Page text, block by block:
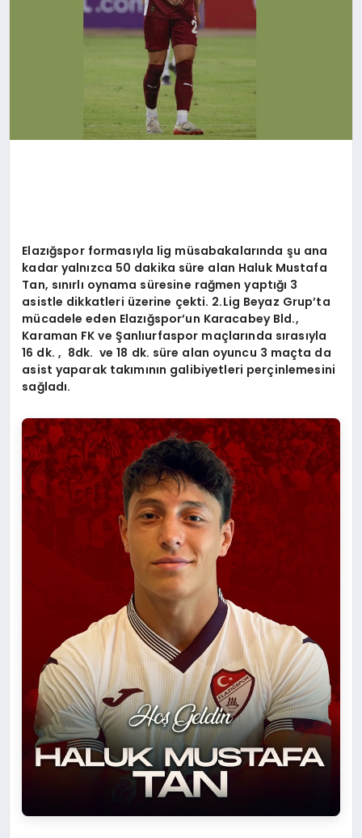
Elazığspor formasıyla lig müsabakalarında şu ana
kadar yalnızca 50 dakika süre alan Haluk Mustafa
Tan, sınırlı oynama süresine rağmen yaptığı 3
asistle dikkatleri üzerine çekti. 2.Lig Beyaz Grup’ta
mücadele eden Elazığspor’un Karacabey Bld.,
Karaman FK ve Şanlıurfaspor maçlarında sırasıyla
16 dk. , 8dk. ve 18 dk. süre alan oyuncu 3 maçta da
asist yaparak takımının galibiyetleri perçinlemesini
sağladı.